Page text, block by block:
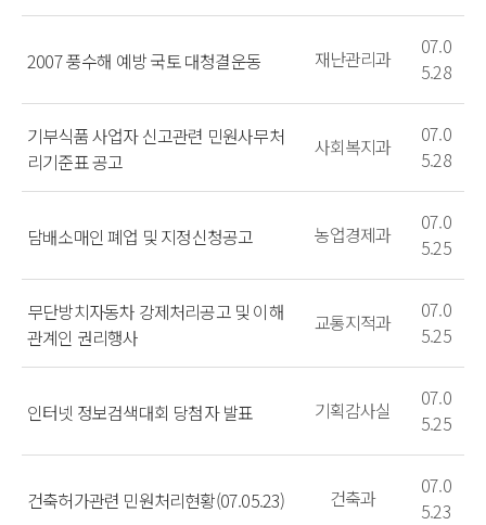
2007 풍수해 예방 국토 대청결운동 재난관리과
07.0
5.28
기부식품 사업자 신고관련 민원사무처
리기준표 공고
사회복지과
07.0
5.28
담배소매인 폐업 및 지정신청공고 농업경제과
07.0
5.25
무단방치자동차 강제처리공고 및 이해
관계인 권리행사
교통지적과
07.0
5.25
인터넷 정보검색대회 당첨자 발표 기획감사실
07.0
5.25
건축허가관련 민원처리현황(07.05.23) 건축과
07.0
5.23